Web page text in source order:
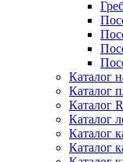
Каталог
Каталог
Каталог
Каталог
Каталог
Каталог